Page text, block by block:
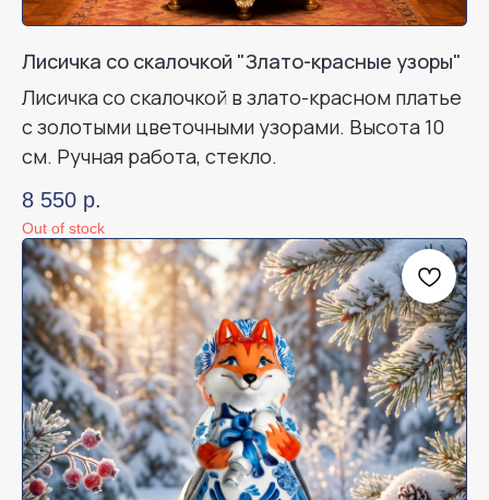
Лисичка со скалочкой "Злато-красные узоры"
Лисичка со скалочкой в злато-красном платье
с золотыми цветочными узорами. Высота 10
см. Ручная работа, стекло.
8 550 р.
Out of stock